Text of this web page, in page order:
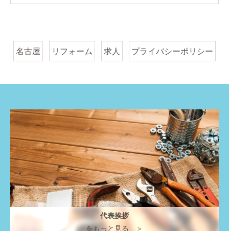
名古屋 リフォーム 求人 プライバシーポリシー
代表挨拶
をもっと見る ＞